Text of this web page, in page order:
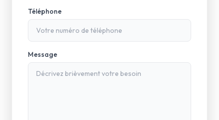
Téléphone
Message